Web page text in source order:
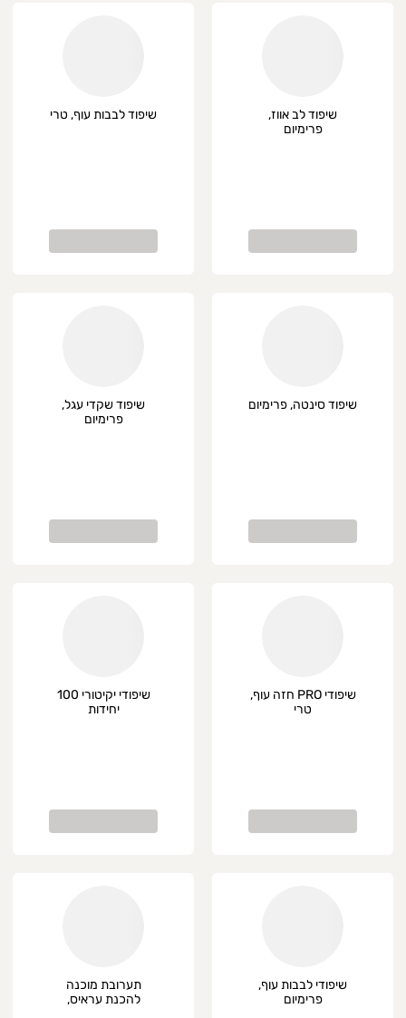
שיפוד לב אווז,
פרימיום
שיפוד לבבות עוף, טרי
שיפוד סינטה, פרימיום
שיפוד שקדי עגל,
פרימיום
שיפודי PRO חזה עוף,
טרי
שיפודי יקיטורי 100
יחידות
שיפודי לבבות עוף,
פרימיום
תערובת מוכנה
להכנת עראיס,